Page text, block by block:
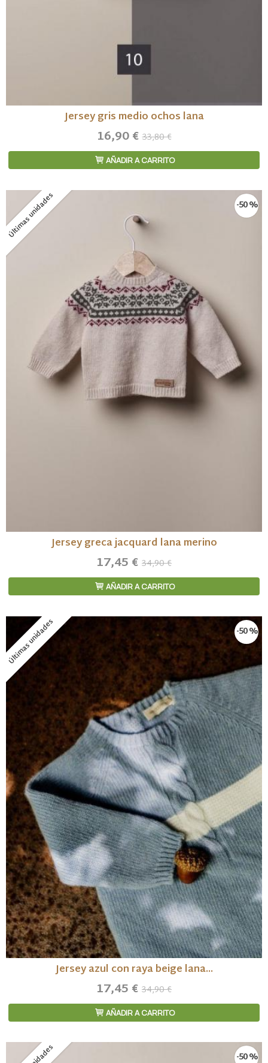
Jersey gris medio ochos lana
16,90 €33,80 €
AÑADIR A CARRITO
Últimas unidades -50 %
Jersey greca jacquard lana merino
17,45 € 34,90 €
AÑADIR A CARRITO
Últimas unidades -50 %
Jersey azul con raya beige lana...
17,45 € 34,90 €
AÑADIR A CARRITO
-50 %